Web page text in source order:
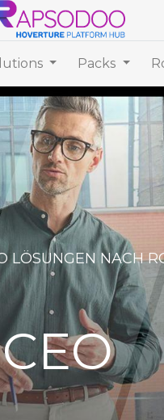
Packs
LÖSUNGEN NACH
CEO